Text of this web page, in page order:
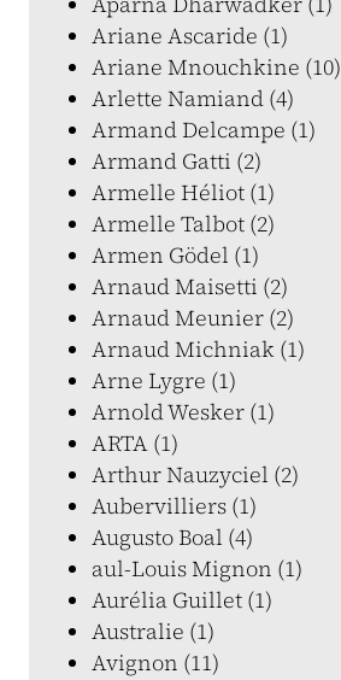
Ariane Ascaride (1)
Ariane Mnouchkine (10)
Arlette Namiand (4)
Armand Delcampe (1)
Armand Gatti (2)
Armelle Héliot (1)
Armelle Talbot (2)
Armen Gödel (1)
Arnaud Maisetti (2)
Arnaud Meunier (2)
Arnaud Michniak (1)
Arne Lygre (1)
Arnold Wesker (1)
ARTA (1)
Arthur Nauzyciel (2)
Aubervilliers (1)
Augusto Boal (4)
aul-Louis Mignon (1)
Aurélia Guillet (1)
Australie (1)
Avignon (11)